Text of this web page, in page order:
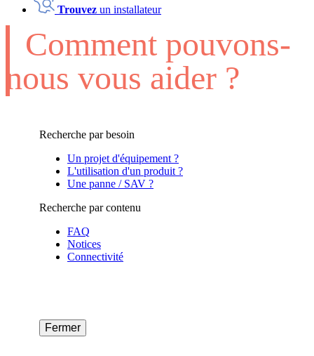
Trouvez un installateur
Comment pouvons-
nous vous aider ?
Recherche par besoin
Un projet d'équipement ?
L'utilisation d'un produit ?
Une panne / SAV ?
Recherche par contenu
FAQ
Notices
Connectivité
Fermer